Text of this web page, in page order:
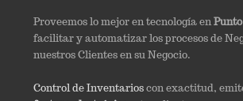
Proveemos lo mejor en tecnología en
facilitar y automatizar los procesos de
nuestros Clientes en su Negocio.
Control de Inventarioscon exactitud,